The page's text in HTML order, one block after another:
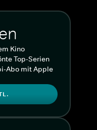
Kino
Top-Serien
Abo mit Apple